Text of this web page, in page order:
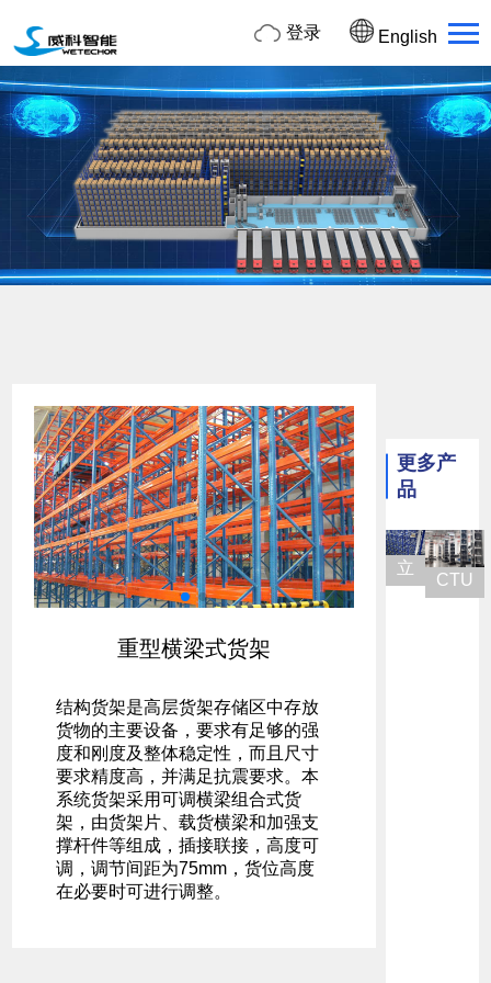
登录 English
重型横梁式货架
结构货架是高层货架存储区中存放
货物的主要设备，要求有足够的强
度和刚度及整体稳定性，而且尺寸
要求精度高，并满足抗震要求。本
系统货架采用可调横梁组合式货
架，由货架片、载货横梁和加强支
撑杆件等组成，插接联接，高度可
调，调节间距为75mm，货位高度
在必要时可进行调整。
更多产
品
立
CTU